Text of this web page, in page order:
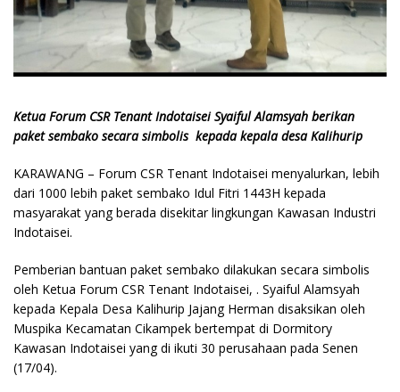
Ketua Forum CSR Tenant Indotaisei Syaiful Alamsyah berikan
paket sembako secara simbolis kepada kepala desa Kalihurip
KARAWANG – Forum CSR Tenant Indotaisei menyalurkan, lebih
dari 1000 lebih paket sembako Idul Fitri 1443H kepada
masyarakat yang berada disekitar lingkungan Kawasan Industri
Indotaisei.
Pemberian bantuan paket sembako dilakukan secara simbolis
oleh Ketua Forum CSR Tenant Indotaisei, . Syaiful Alamsyah
kepada Kepala Desa Kalihurip Jajang Herman disaksikan oleh
Muspika Kecamatan Cikampek bertempat di Dormitory
Kawasan Indotaisei yang di ikuti 30 perusahaan pada Senen
(17/04).